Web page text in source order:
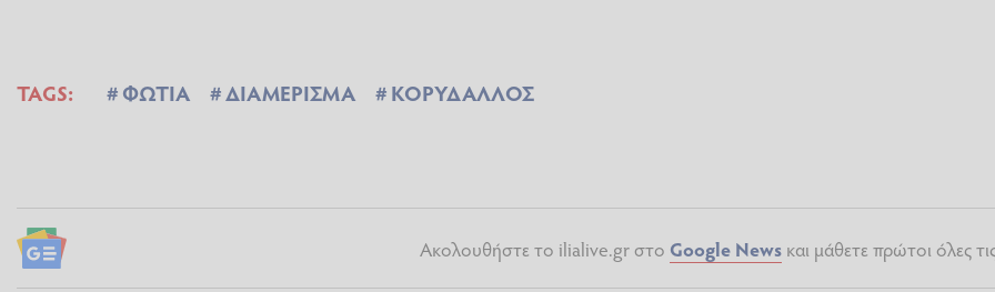
TAGS: ΦΩΤΙΑ ΔΙΑΜΕΡΙΣΜΑ ΚΟΡΥΔΑΛΛΟΣ
Ακολουθήστε το ilialive.gr στο Google Newsκαι μάθετε πρώτοι όλες